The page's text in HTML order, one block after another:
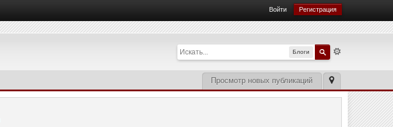
Войти Регистрация
Блоги
Просмотр новых публикаций